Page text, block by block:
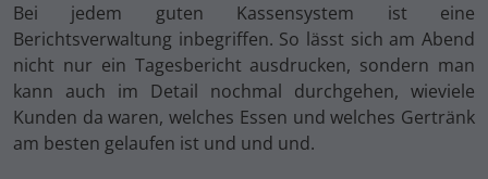
Bei jedem guten Kassensystem ist eine
Berichtsverwaltung inbegriffen. So lässt sich am Abend
nicht nur ein Tagesbericht ausdrucken, sondern man
kann auch im Detail nochmal durchgehen, wieviele
Kunden da waren, welches Essen und welches Gertränk
am besten gelaufen ist und und und.